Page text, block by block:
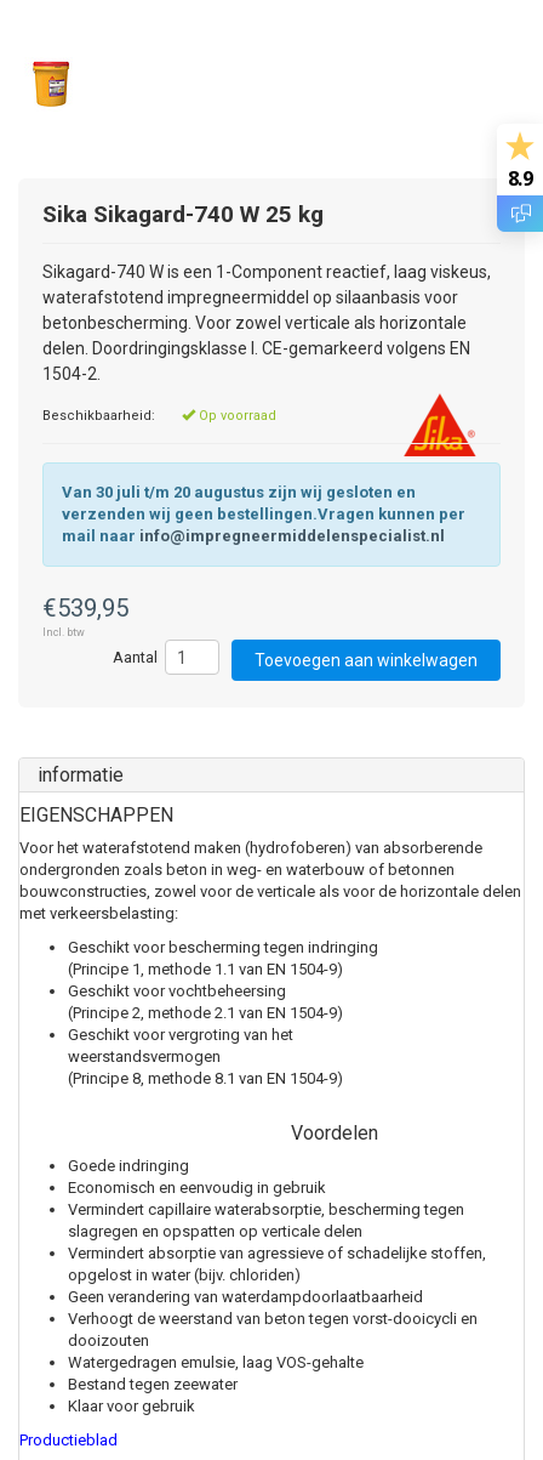
Sika Sikagard-740 W 25 kg
Sikagard-740 W is een 1-Component reactief, laag viskeus,
waterafstotend impregneermiddel op silaanbasis voor
betonbescherming. Voor zowel verticale als horizontale
delen. Doordringingsklasse I. CE-gemarkeerd volgens EN
1504-2.
Beschikbaarheid: Op voorraad
Van 30 juli t/m 20 augustus zijn wij gesloten en
verzenden wij geen bestellingen.Vragen kunnen per
mail naar info@impregneermiddelenspecialist.nl
€539,95
Incl. btw
Toevoegen aan winkelwagen
informatie
EIGENSCHAPPEN
Voor het waterafstotend maken (hydrofoberen) van absorberende
ondergronden zoals beton in weg- en waterbouw of betonnen
bouwconstructies, zowel voor de verticale als voor de horizontale delen
met verkeersbelasting:
Geschikt voor bescherming tegen indringing
(Principe 1, methode 1.1 van EN 1504-9)
Geschikt voor vochtbeheersing
(Principe 2, methode 2.1 van EN 1504-9)
Geschikt voor vergroting van het
weerstandsvermogen
(Principe 8, methode 8.1 van EN 1504-9)
Voordelen
Goede indringing
Economisch en eenvoudig in gebruik
Vermindert capillaire waterabsorptie, bescherming tegen
slagregen en opspatten op verticale delen
Vermindert absorptie van agressieve of schadelijke stoffen,
opgelost in water (bijv. chloriden)
Geen verandering van waterdampdoorlaatbaarheid
Verhoogt de weerstand van beton tegen vorst-dooicycli en
dooizouten
Watergedragen emulsie, laag VOS-gehalte
Bestand tegen zeewater
Klaar voor gebruik
Productieblad
8.9